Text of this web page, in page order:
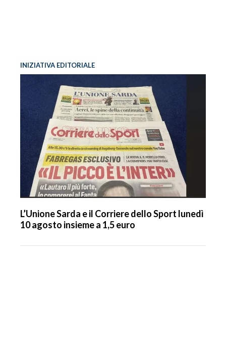
INIZIATIVA EDITORIALE
L’Unione Sarda e il Corriere dello Sport lunedì
10 agosto insieme a 1,5 euro